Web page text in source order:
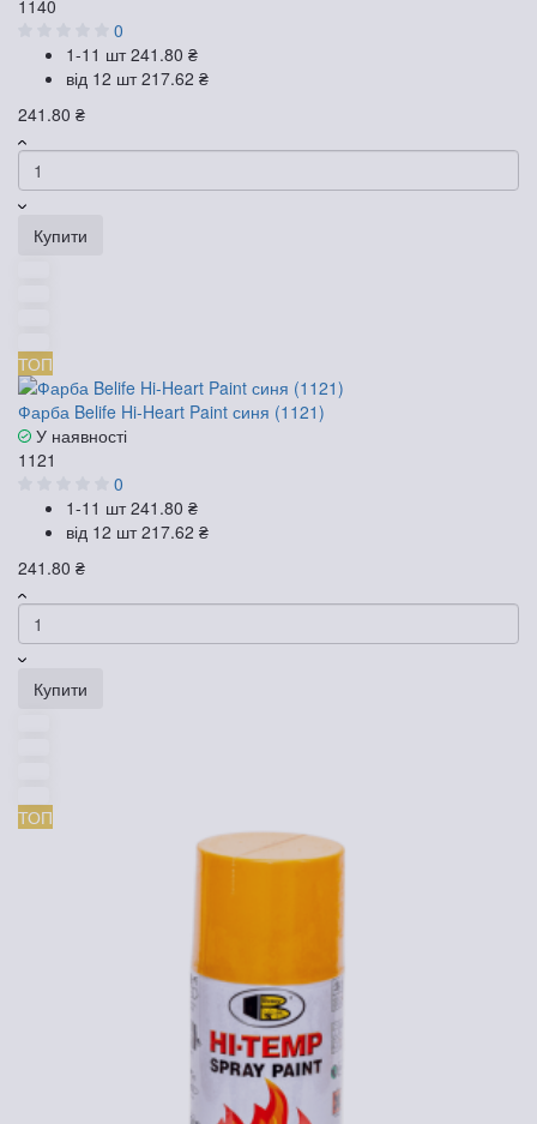
1140
0
1-11 шт241.80 ₴
від 12 шт217.62 ₴
241.80 ₴
Купити
ТОП
Фарба Belife Hi-Heart Paint синя (1121)
У наявності
1121
0
1-11 шт241.80 ₴
від 12 шт217.62 ₴
241.80 ₴
Купити
ТОП